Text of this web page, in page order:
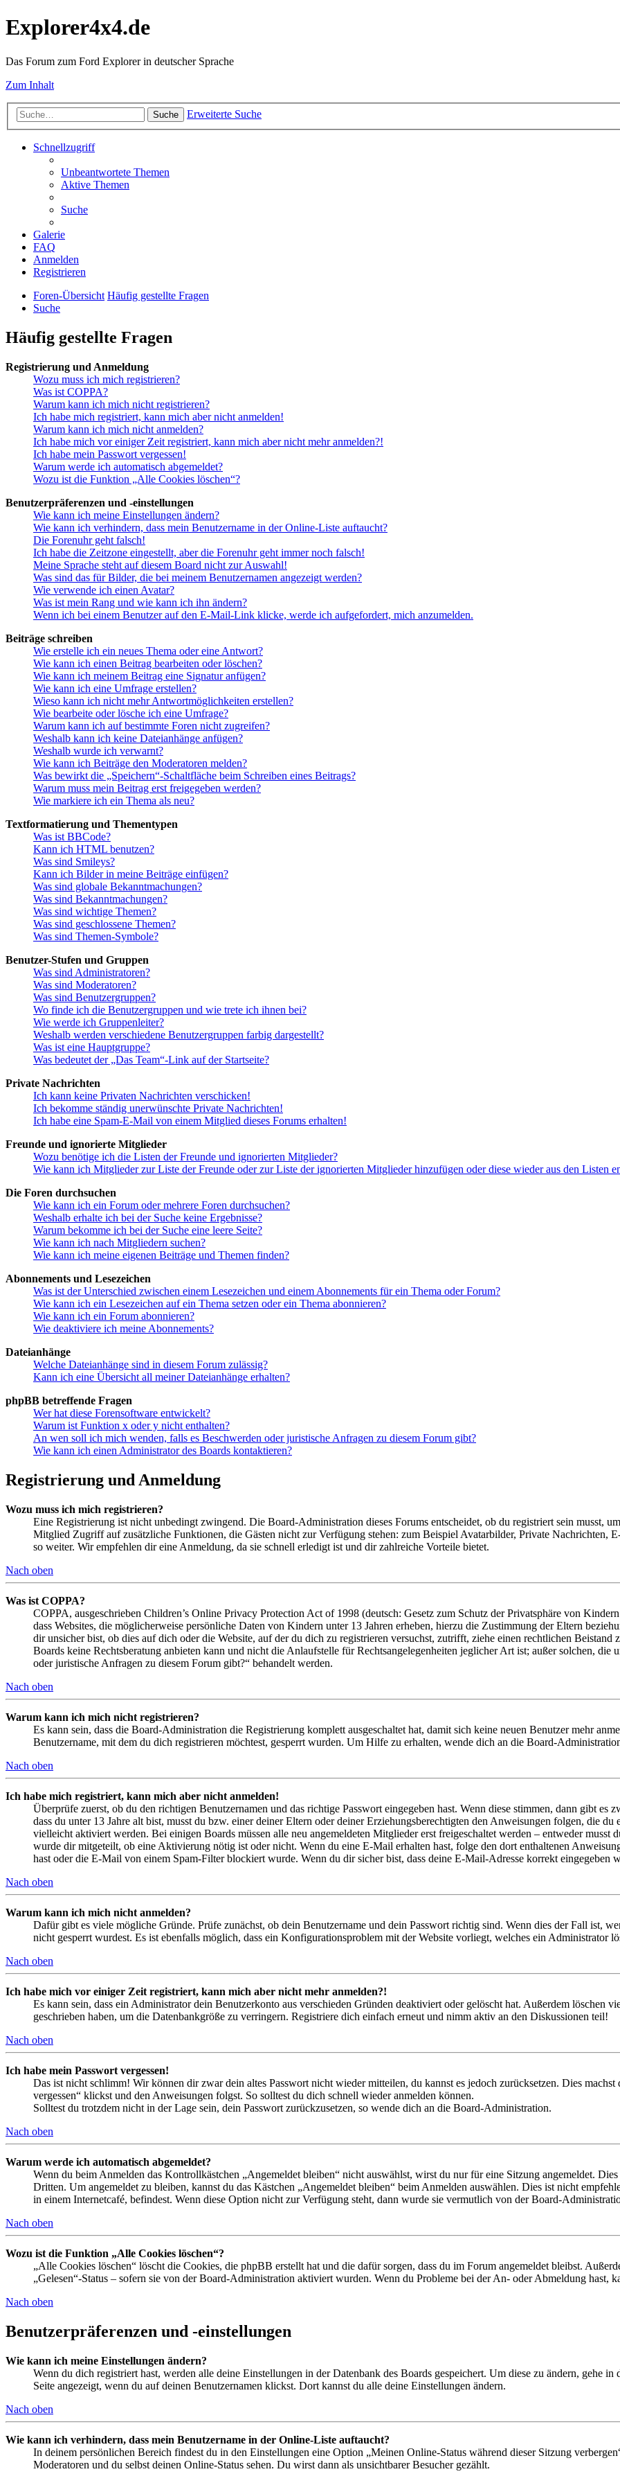
Explorer4x4.de
Das Forum zum Ford Explorer in deutscher Sprache
Zum Inhalt
Suche Erweiterte Suche
Schnellzugriff
Unbeantwortete Themen
Aktive Themen
Suche
Galerie
FAQ
Anmelden
Registrieren
Foren-Übersicht Häufig gestellte Fragen
Suche
Häufig gestellte Fragen
Registrierung und Anmeldung
Wozu muss ich mich registrieren?
Was ist COPPA?
Warum kann ich mich nicht registrieren?
Ich habe mich registriert, kann mich aber nicht anmelden!
Warum kann ich mich nicht anmelden?
Ich habe mich vor einiger Zeit registriert, kann mich aber nicht mehr anmelden?!
Ich habe mein Passwort vergessen!
Warum werde ich automatisch abgemeldet?
Wozu ist die Funktion „Alle Cookies löschen“?
Benutzerpräferenzen und -einstellungen
Wie kann ich meine Einstellungen ändern?
Wie kann ich verhindern, dass mein Benutzername in der Online-Liste auftaucht?
Die Forenuhr geht falsch!
Ich habe die Zeitzone eingestellt, aber die Forenuhr geht immer noch falsch!
Meine Sprache steht auf diesem Board nicht zur Auswahl!
Was sind das für Bilder, die bei meinem Benutzernamen angezeigt werden?
Wie verwende ich einen Avatar?
Was ist mein Rang und wie kann ich ihn ändern?
Wenn ich bei einem Benutzer auf den E-Mail-Link klicke, werde ich aufgefordert, mich anzumelden.
Beiträge schreiben
Wie erstelle ich ein neues Thema oder eine Antwort?
Wie kann ich einen Beitrag bearbeiten oder löschen?
Wie kann ich meinem Beitrag eine Signatur anfügen?
Wie kann ich eine Umfrage erstellen?
Wieso kann ich nicht mehr Antwortmöglichkeiten erstellen?
Wie bearbeite oder lösche ich eine Umfrage?
Warum kann ich auf bestimmte Foren nicht zugreifen?
Weshalb kann ich keine Dateianhänge anfügen?
Weshalb wurde ich verwarnt?
Wie kann ich Beiträge den Moderatoren melden?
Was bewirkt die „Speichern“-Schaltfläche beim Schreiben eines Beitrags?
Warum muss mein Beitrag erst freigegeben werden?
Wie markiere ich ein Thema als neu?
Textformatierung und Thementypen
Was ist BBCode?
Kann ich HTML benutzen?
Was sind Smileys?
Kann ich Bilder in meine Beiträge einfügen?
Was sind globale Bekanntmachungen?
Was sind Bekanntmachungen?
Was sind wichtige Themen?
Was sind geschlossene Themen?
Was sind Themen-Symbole?
Benutzer-Stufen und Gruppen
Was sind Administratoren?
Was sind Moderatoren?
Was sind Benutzergruppen?
Wo finde ich die Benutzergruppen und wie trete ich ihnen bei?
Wie werde ich Gruppenleiter?
Weshalb werden verschiedene Benutzergruppen farbig dargestellt?
Was ist eine Hauptgruppe?
Was bedeutet der „Das Team“-Link auf der Startseite?
Private Nachrichten
Ich kann keine Privaten Nachrichten verschicken!
Ich bekomme ständig unerwünschte Private Nachrichten!
Ich habe eine Spam-E-Mail von einem Mitglied dieses Forums erhalten!
Freunde und ignorierte Mitglieder
Wozu benötige ich die Listen der Freunde und ignorierten Mitglieder?
Wie kann ich Mitglieder zur Liste der Freunde oder zur Liste der ignorierten Mitglieder hinzufügen oder diese wieder aus den Listen
Die Foren durchsuchen
Wie kann ich ein Forum oder mehrere Foren durchsuchen?
Weshalb erhalte ich bei der Suche keine Ergebnisse?
Warum bekomme ich bei der Suche eine leere Seite?
Wie kann ich nach Mitgliedern suchen?
Wie kann ich meine eigenen Beiträge und Themen finden?
Abonnements und Lesezeichen
Was ist der Unterschied zwischen einem Lesezeichen und einem Abonnements für ein Thema oder Forum?
Wie kann ich ein Lesezeichen auf ein Thema setzen oder ein Thema abonnieren?
Wie kann ich ein Forum abonnieren?
Wie deaktiviere ich meine Abonnements?
Dateianhänge
Welche Dateianhänge sind in diesem Forum zulässig?
Kann ich eine Übersicht all meiner Dateianhänge erhalten?
phpBB betreffende Fragen
Wer hat diese Forensoftware entwickelt?
Warum ist Funktion x oder y nicht enthalten?
An wen soll ich mich wenden, falls es Beschwerden oder juristische Anfragen zu diesem Forum gibt?
Wie kann ich einen Administrator des Boards kontaktieren?
Registrierung und Anmeldung
Wozu muss ich mich registrieren?
Eine Registrierung ist nicht unbedingt zwingend. Die Board-Administration dieses Forums entscheidet, ob du registriert sein musst,
Mitglied Zugriff auf zusätzliche Funktionen, die Gästen nicht zur Verfügung stehen: zum Beispiel Avatarbilder, Private Nachrichten,
so weiter. Wir empfehlen dir eine Anmeldung, da sie schnell erledigt ist und dir zahlreiche Vorteile bietet.
Nach oben
Was ist COPPA?
COPPA, ausgeschrieben Children’s Online Privacy Protection Act of 1998 (deutsch: Gesetz zum Schutz der Privatsphäre von
dass Websites, die möglicherweise persönliche Daten von Kindern unter 13 Jahren erheben, hierzu die Zustimmung der Eltern
dir unsicher bist, ob dies auf dich oder die Website, auf der du dich zu registrieren versuchst, zutrifft, ziehe einen rechtlichen
Boards keine Rechtsberatung anbieten kann und nicht die Anlaufstelle für Rechtsangelegenheiten jeglicher Art ist; außer solchen,
oder juristische Anfragen zu diesem Forum gibt?“ behandelt werden.
Nach oben
Warum kann ich mich nicht registrieren?
Es kann sein, dass die Board-Administration die Registrierung komplett ausgeschaltet hat, damit sich keine neuen Benutzer mehr
Benutzername, mit dem du dich registrieren möchtest, gesperrt wurden. Um Hilfe zu erhalten, wende dich an die Board-
Nach oben
Ich habe mich registriert, kann mich aber nicht anmelden!
Überprüfe zuerst, ob du den richtigen Benutzernamen und das richtige Passwort eingegeben hast. Wenn diese stimmen, dann gibt es
dass du unter 13 Jahre alt bist, musst du bzw. einer deiner Eltern oder deiner Erziehungsberechtigten den Anweisungen folgen, die
vielleicht aktiviert werden. Bei einigen Boards müssen alle neu angemeldeten Mitglieder erst freigeschaltet werden – entweder musst
wurde dir mitgeteilt, ob eine Aktivierung nötig ist oder nicht. Wenn du eine E-Mail erhalten hast, folge den dort enthaltenen
hast oder die E-Mail von einem Spam-Filter blockiert wurde. Wenn du dir sicher bist, dass deine E-Mail-Adresse korrekt eingegeben
Nach oben
Warum kann ich mich nicht anmelden?
Dafür gibt es viele mögliche Gründe. Prüfe zunächst, ob dein Benutzername und dein Passwort richtig sind. Wenn dies der Fall ist,
nicht gesperrt wurdest. Es ist ebenfalls möglich, dass ein Konfigurationsproblem mit der Website vorliegt, welches ein Administrator
Nach oben
Ich habe mich vor einiger Zeit registriert, kann mich aber nicht mehr anmelden?!
Es kann sein, dass ein Administrator dein Benutzerkonto aus verschieden Gründen deaktiviert oder gelöscht hat. Außerdem löschen
geschrieben haben, um die Datenbankgröße zu verringern. Registriere dich einfach erneut und nimm aktiv an den Diskussionen teil!
Nach oben
Ich habe mein Passwort vergessen!
Das ist nicht schlimm! Wir können dir zwar dein altes Passwort nicht wieder mitteilen, du kannst es jedoch zurücksetzen. Dies
vergessen“ klickst und den Anweisungen folgst. So solltest du dich schnell wieder anmelden können.
Solltest du trotzdem nicht in der Lage sein, dein Passwort zurückzusetzen, so wende dich an die Board-Administration.
Nach oben
Warum werde ich automatisch abgemeldet?
Wenn du beim Anmelden das Kontrollkästchen „Angemeldet bleiben“ nicht auswählst, wirst du nur für eine Sitzung angemeldet.
Dritten. Um angemeldet zu bleiben, kannst du das Kästchen „Angemeldet bleiben“ beim Anmelden auswählen. Dies ist nicht
in einem Internetcafé, befindest. Wenn diese Option nicht zur Verfügung steht, dann wurde sie vermutlich von der Board-
Nach oben
Wozu ist die Funktion „Alle Cookies löschen“?
„Alle Cookies löschen“ löscht die Cookies, die phpBB erstellt hat und die dafür sorgen, dass du im Forum angemeldet bleibst.
„Gelesen“-Status – sofern sie von der Board-Administration aktiviert wurden. Wenn du Probleme bei der An- oder Abmeldung hast,
Nach oben
Benutzerpräferenzen und -einstellungen
Wie kann ich meine Einstellungen ändern?
Wenn du dich registriert hast, werden alle deine Einstellungen in der Datenbank des Boards gespeichert. Um diese zu ändern, gehe
Seite angezeigt, wenn du auf deinen Benutzernamen klickst. Dort kannst du alle deine Einstellungen ändern.
Nach oben
Wie kann ich verhindern, dass mein Benutzername in der Online-Liste auftaucht?
In deinem persönlichen Bereich findest du in den Einstellungen eine Option „Meinen Online-Status während dieser Sitzung
Moderatoren und du selbst deinen Online-Status sehen. Du wirst dann als unsichtbarer Besucher gezählt.